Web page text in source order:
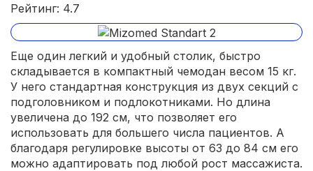
Рейтинг: 4.7
Еще один легкий и удобный столик, быстро
складывается в компактный чемодан весом 15 кг.
У него стандартная конструкция из двух секций с
подголовником и подлокотниками. Но длина
увеличена до 192 см, что позволяет его
использовать для большего числа пациентов. А
благодаря регулировке высоты от 63 до 84 см его
можно адаптировать под любой рост массажиста.